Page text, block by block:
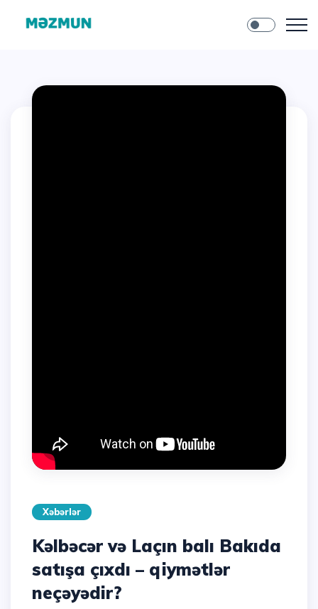
Xəbərlər
Kəlbəcər və Laçın balı Bakıda
satışa çıxdı – qiymətlər
neçəyədir?